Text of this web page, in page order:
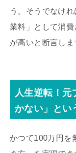
う。そうでなけ
業料」として消
が高いと断言しま
人生逆転！元
かない」とい
かつて100万円を